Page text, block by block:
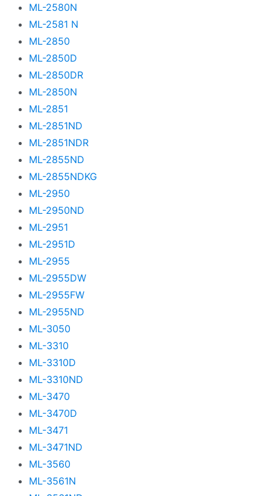
ML-2580N
ML-2581 N
ML-2850
ML-2850D
ML-2850DR
ML-2850N
ML-2851
ML-2851ND
ML-2851NDR
ML-2855ND
ML-2855NDKG
ML-2950
ML-2950ND
ML-2951
ML-2951D
ML-2955
ML-2955DW
ML-2955FW
ML-2955ND
ML-3050
ML-3310
ML-3310D
ML-3310ND
ML-3470
ML-3470D
ML-3471
ML-3471ND
ML-3560
ML-3561N